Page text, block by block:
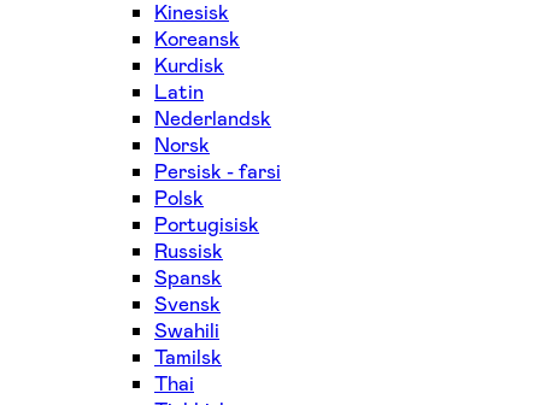
Kinesisk
Koreansk
Kurdisk
Latin
Nederlandsk
Norsk
Persisk - farsi
Polsk
Portugisisk
Russisk
Spansk
Svensk
Swahili
Tamilsk
Thai